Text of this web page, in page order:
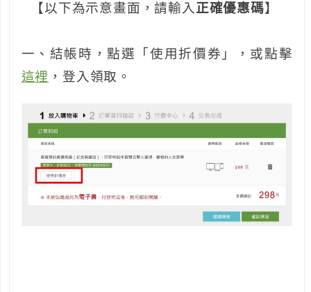
【以下為示意畫面，請輸入 正確優惠碼】
一、結帳時，點選「使用折價券」，或點擊
這裡 ，登入領取。